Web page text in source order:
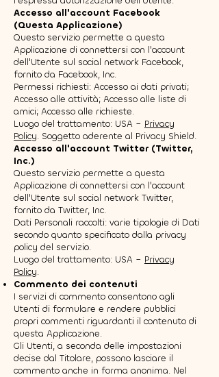
Accesso all'account Facebook
(Questa Applicazione)
Questo servizio permette a questa
Applicazione di connettersi con l'account
dell'Utente sul social network Facebook,
fornito da Facebook, Inc.
Permessi richiesti: Accesso ai dati privati;
Accesso alle attività; Accesso alle liste di
amici; Accesso alle richieste.
Luogo del trattamento: USA – Privacy
Policy. Soggetto aderente al Privacy Shield.
Accesso all'account Twitter (Twitter,
Inc.)
Questo servizio permette a questa
Applicazione di connettersi con l'account
dell'Utente sul social network Twitter,
fornito da Twitter, Inc.
Dati Personali raccolti: varie tipologie di Dati
secondo quanto specificato dalla privacy
policy del servizio.
Luogo del trattamento: USA – Privacy
Policy.
Commento dei contenuti
I servizi di commento consentono agli
Utenti di formulare e rendere pubblici
propri commenti riguardanti il contenuto di
questa Applicazione.
Gli Utenti, a seconda delle impostazioni
decise dal Titolare, possono lasciare il
commento anche in forma anonima. Nel